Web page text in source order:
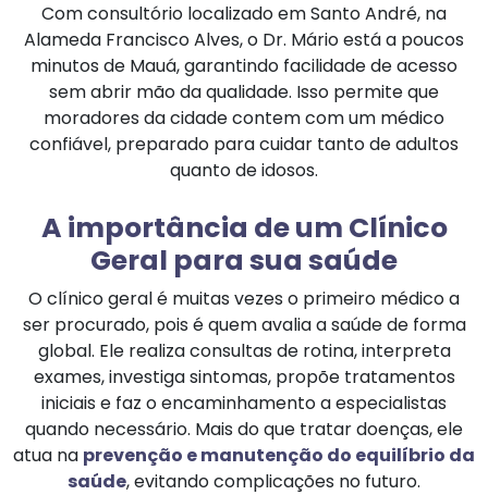
Com consultório localizado em Santo André, na
Alameda Francisco Alves, o Dr. Mário está a poucos
minutos de Mauá, garantindo facilidade de acesso
sem abrir mão da qualidade. Isso permite que
moradores da cidade contem com um médico
confiável, preparado para cuidar tanto de adultos
quanto de idosos.
A importância de um Clínico
Geral para sua saúde
O clínico geral é muitas vezes o primeiro médico a
ser procurado, pois é quem avalia a saúde de forma
global. Ele realiza consultas de rotina, interpreta
exames, investiga sintomas, propõe tratamentos
iniciais e faz o encaminhamento a especialistas
quando necessário. Mais do que tratar doenças, ele
atua na prevenção e manutenção do equilíbrio da
saúde, evitando complicações no futuro.